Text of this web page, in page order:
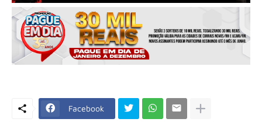
Facebook